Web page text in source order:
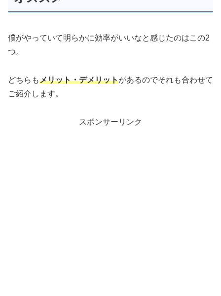
僕がやっていて明らかに効率がいいなと感じたのはこの2
つ。
どちらもメリット・デメリットがあるのでそれも合わせて
ご紹介します。
スポンサーリンク